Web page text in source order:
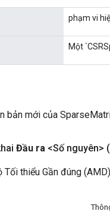
phạm vi
Một
bản mới của
Đầu ra <Số nguyên>
thiểu Gần đúng